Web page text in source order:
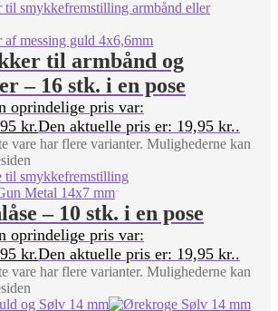
til armbånd og
– 16 stk. i en pose
oprindelige pris var:
kr.Den aktuelle pris er: 19,95 kr..
vare har flere varianter. Mulighederne kan
– 10 stk. i en pose
oprindelige pris var:
kr.Den aktuelle pris er: 19,95 kr..
vare har flere varianter. Mulighederne kan